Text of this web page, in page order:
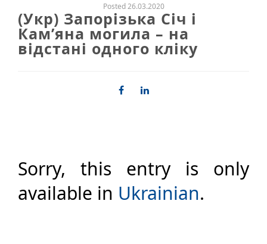
Posted 26.03.2020
(Укр) Запорізька Січ і
Кам’яна могила – на
відстані одного кліку
Sorry, this entry is only
available in Ukrainian.